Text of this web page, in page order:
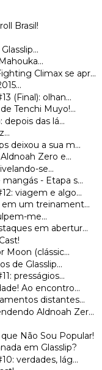
Brasil!
Climax se apr...
(Final): olhan...
Tenchi Muyo!...
depois das lá...
deixou a sua m...
Zero e...
se...
- Etapa s...
viagem e algo...
em um treinament...
me...
em abertur...
Moon (clássic...
de Glasslip...
presságios...
Ao encontro...
distantes...
Aldnoah Zer...
Não Sou Popular!
em Glasslip?
verdades, lág...